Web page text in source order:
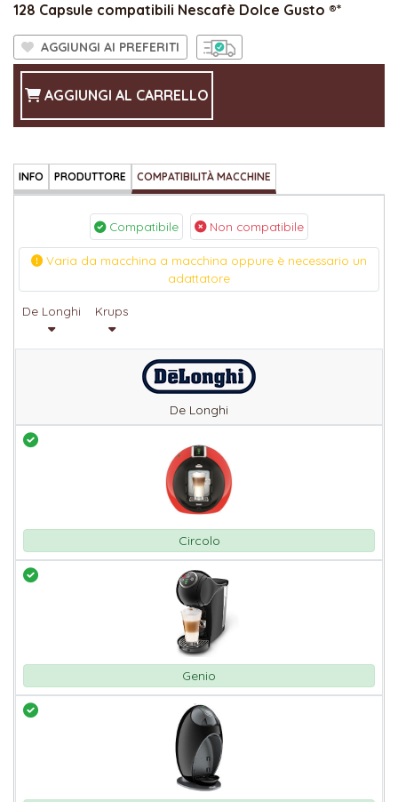
128 Capsule compatibili Nescafè Dolce Gusto ®*
AGGIUNGI AI PREFERITI
AGGIUNGI AL CARRELLO
INFO PRODUTTORE COMPATIBILITÀ MACCHINE
Compatibile Non compatibile
Varia da macchina a macchina oppure è necessario un
adattatore
De Longhi Krups
De Longhi
Circolo
Genio